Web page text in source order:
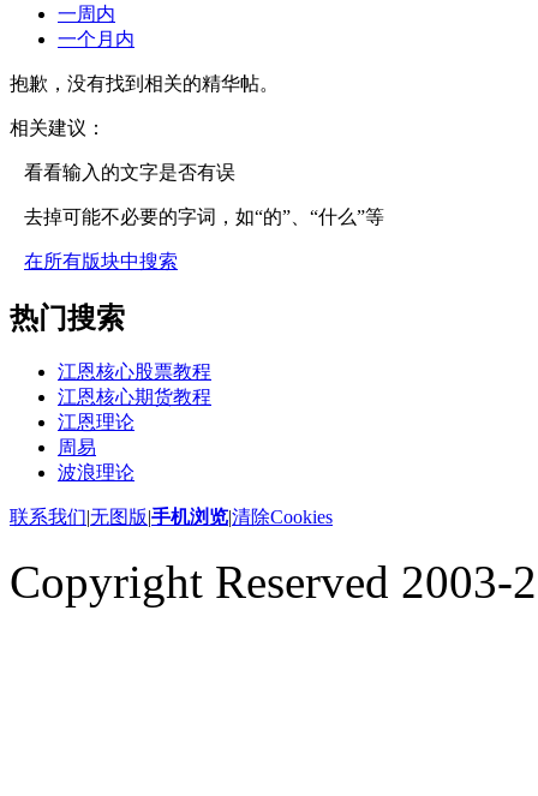
一周内
一个月内
抱歉，没有找到相关的精华帖。
相关建议：
看看输入的文字是否有误
去掉可能不必要的字词，如“的”、“什么”等
在所有版块中搜索
热门搜索
江恩核心股票教程
江恩核心期货教程
江恩理论
周易
波浪理论
联系我们|无图版|手机浏览|清除Cookies
Copyright Reserved 2003-